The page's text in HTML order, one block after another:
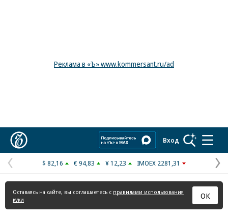
Реклама в «Ъ» www.kommersant.ru/ad
Вход
Предыдущая
страница
$ 82,16 € 94,83 ¥ 12,23 IMOEX 2281,31
Оставаясь на сайте, вы соглашаетесь с правилами использования
куки
ОК